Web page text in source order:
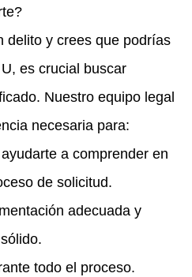
delito y crees que podrías
es crucial buscar
Nuestro equipo legal
necesaria para:
a comprender en
de solicitud.
adecuada y
todo el proceso.